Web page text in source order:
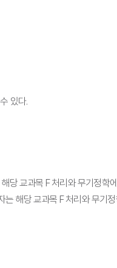
있다.
당 교과목 F 처리와 무기정학
해당 교과목 F 처리와 무기